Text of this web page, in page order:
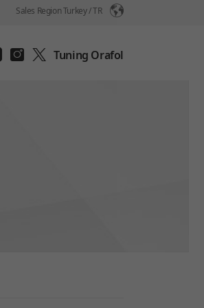
Sales Region Turkey /TR
Tuning Orafol